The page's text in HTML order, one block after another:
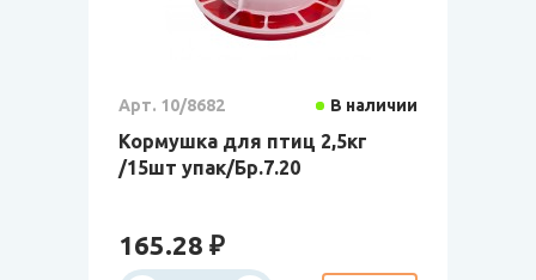
Арт. 10/8682 В наличии
Кормушка для птиц 2,5кг
/15шт упак/Бр.7.20
165.28 ₽